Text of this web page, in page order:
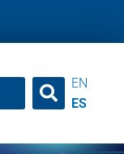
EN
ES